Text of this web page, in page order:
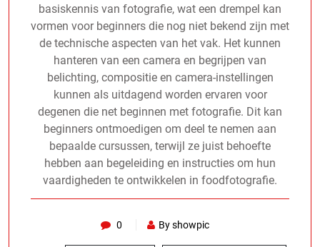
basiskennis van fotografie, wat een drempel kan
vormen voor beginners die nog niet bekend zijn met
de technische aspecten van het vak. Het kunnen
hanteren van een camera en begrijpen van
belichting, compositie en camera-instellingen
kunnen als uitdagend worden ervaren voor
degenen die net beginnen met fotografie. Dit kan
beginners ontmoedigen om deel te nemen aan
bepaalde cursussen, terwijl ze juist behoefte
hebben aan begeleiding en instructies om hun
vaardigheden te ontwikkelen in foodfotografie.
0 By showpic